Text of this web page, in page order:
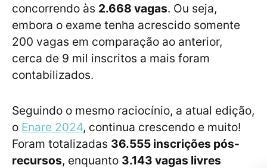
concorrendo às 2.668 vagas. Ou seja,
embora o exame tenha acrescido somente
200 vagas em comparação ao anterior,
cerca de 9 mil inscritos a mais foram
contabilizados.
Seguindo o mesmo raciocínio, a atual edição,
o Enare 2024, continua crescendo e muito!
Foram totalizadas 36.555 inscrições pós-
recursos, enquanto 3.143 vagas livres